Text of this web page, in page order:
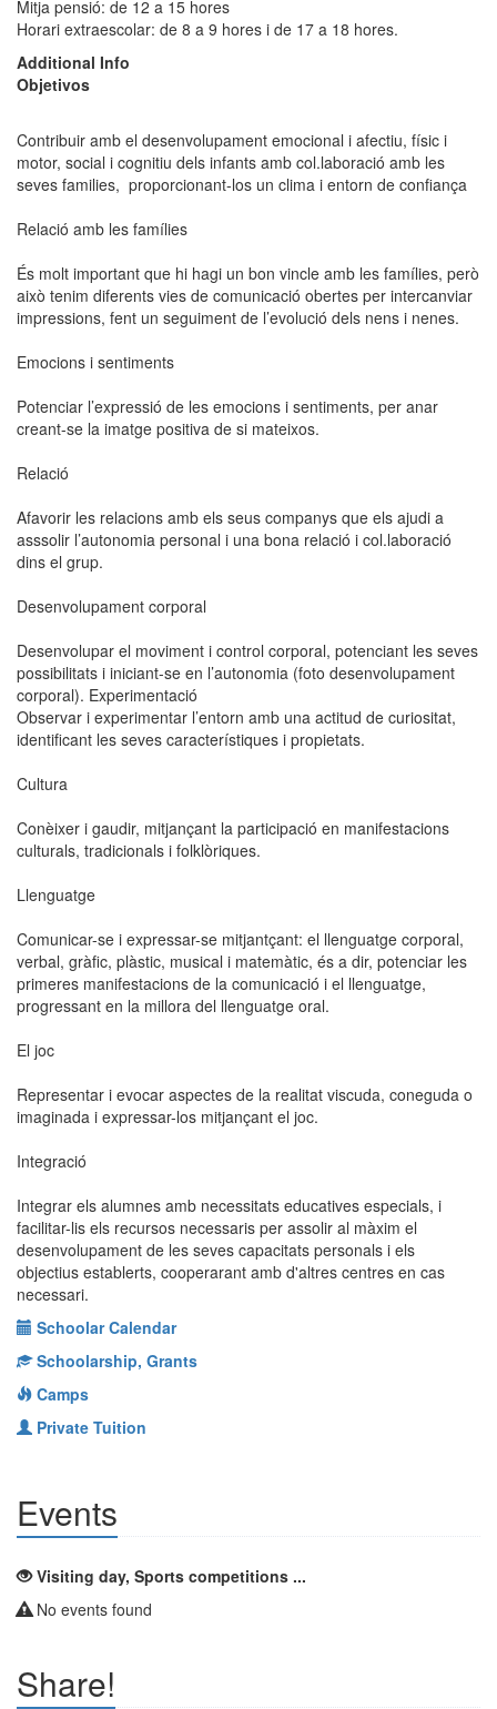
Mitja pensió: de 12 a 15 hores
Horari extraescolar: de 8 a 9 hores i de 17 a 18 hores.
Additional Info
Objetivos
Contribuir amb el desenvolupament emocional i afectiu, físic i
motor, social i cognitiu dels infants amb col.laboració amb les
seves families, proporcionant-los un clima i entorn de confiança
Relació amb les famílies
És molt important que hi hagi un bon vincle amb les famílies, però
això tenim diferents vies de comunicació obertes per intercanviar
impressions, fent un seguiment de l’evolució dels nens i nenes.
Emocions i sentiments
Potenciar l’expressió de les emocions i sentiments, per anar
creant-se la imatge positiva de si mateixos.
Relació
Afavorir les relacions amb els seus companys que els ajudi a
asssolir l’autonomia personal i una bona relació i col.laboració
dins el grup.
Desenvolupament corporal
Desenvolupar el moviment i control corporal, potenciant les seves
possibilitats i iniciant-se en l’autonomia (foto desenvolupament
corporal). Experimentació
Observar i experimentar l’entorn amb una actitud de curiositat,
identificant les seves característiques i propietats.
Cultura
Conèixer i gaudir, mitjançant la participació en manifestacions
culturals, tradicionals i folklòriques.
Llenguatge
Comunicar-se i expressar-se mitjantçant: el llenguatge corporal,
verbal, gràfic, plàstic, musical i matemàtic, és a dir, potenciar les
primeres manifestacions de la comunicació i el llenguatge,
progressant en la millora del llenguatge oral.
El joc
Representar i evocar aspectes de la realitat viscuda, coneguda o
imaginada i expressar-los mitjançant el joc.
Integració
Integrar els alumnes amb necessitats educatives especials, i
facilitar-lis els recursos necessaris per assolir al màxim el
desenvolupament de les seves capacitats personals i els
objectius establerts, cooperarant amb d'altres centres en cas
necessari.
Schoolar Calendar
Schoolarship, Grants
Camps
Private Tuition
Events
Visiting day, Sports competitions ...
No events found
Share!